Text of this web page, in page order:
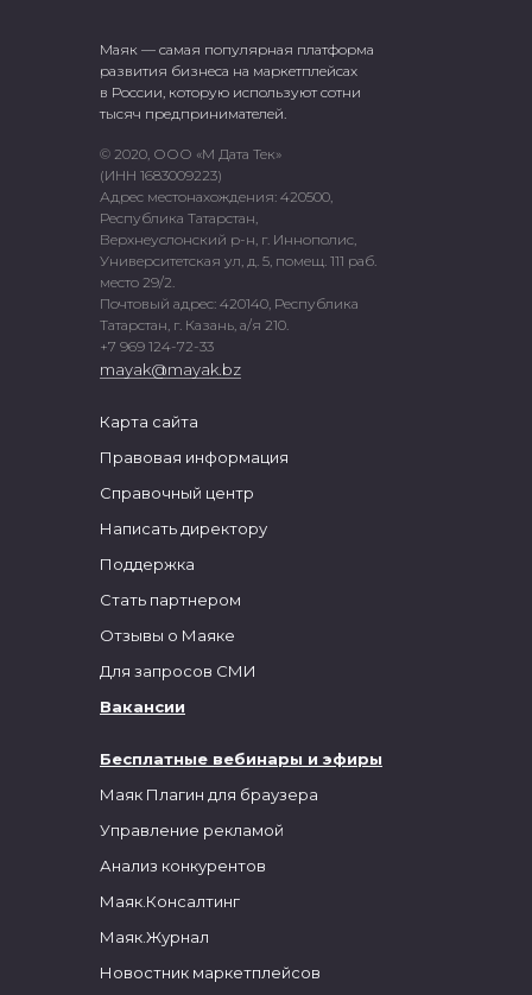
Маяк — самая популярная платформа
развития бизнеса на маркетплейсах
в России, которую используют сотни
тысяч предпринимателей.
© 2020, ООО «М Дата Тек»
(ИНН 1683009223)
Адрес местонахождения: 420500,
Республика Татарстан,
Верхнеуслонский р-н, г. Иннополис,
Университетская ул, д. 5, помещ. 111 раб.
место 29/2.
Почтовый адрес: 420140, Республика
Татарстан, г. Казань, а/я 210.
+7 969 124-72-33
mayak@mayak.bz
Бесплатные вебинары и эфиры
Маяк Плагин для браузера
Управление рекламой
Анализ конкурентов
Маяк.Консалтинг
Маяк.Журнал
Новостник маркетплейсов
Карта сайта
Правовая информация
Справочный центр
Написать директору
Поддержка
Стать партнером
Отзывы о Маяке
Для запросов СМИ
Вакансии